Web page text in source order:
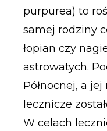
purpurea) to
samej rodziny
łopian czy
astrowatych.
Północnej, a jej
lecznicze
W celach